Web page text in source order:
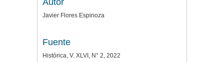
Autor
Javier Flores Espinoza
Fuente
Histórica, V. XLVI, N° 2, 2022